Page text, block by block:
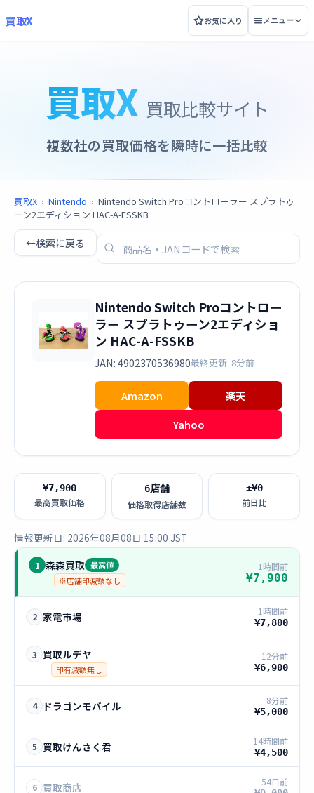
買取X お気に入り メニュー
買取X 買取比較サイト
複数社の買取価格を瞬時に一括比較
買取X › Nintendo › Nintendo Switch Proコントローラー スプラトゥ
ーン2エディション HAC-A-FSSKB
←検索に戻る
Nintendo Switch Proコントロー
ラー スプラトゥーン2エディショ
ン HAC-A-FSSKB
JAN: 4902370536980最終更新: 8分前
Amazon
楽天
Yahoo
¥7,900
最高買取価格
6店舗
価格取得店舗数
±¥0
前日比
情報更新日: 2026年08月08日 15:00 JST
1 森森買取 最高値
※店舗印減額なし
1時間前
¥7,900
2 家電市場 1時間前
¥7,800
3 買取ルデヤ
印有減額無し
12分前
¥6,900
4 ドラゴンモバイル 8分前
¥5,000
5 買取けんさく君 14時間前
¥4,500
6 買取商店 54日前